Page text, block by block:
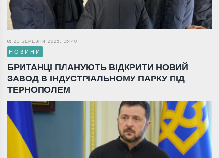
21 БЕРЕЗНЯ 2025, 15:40
НОВИНИ
БРИТАНЦІ ПЛАНУЮТЬ ВІДКРИТИ НОВИЙ
ЗАВОД В ІНДУСТРІАЛЬНОМУ ПАРКУ ПІД
ТЕРНОПОЛЕМ